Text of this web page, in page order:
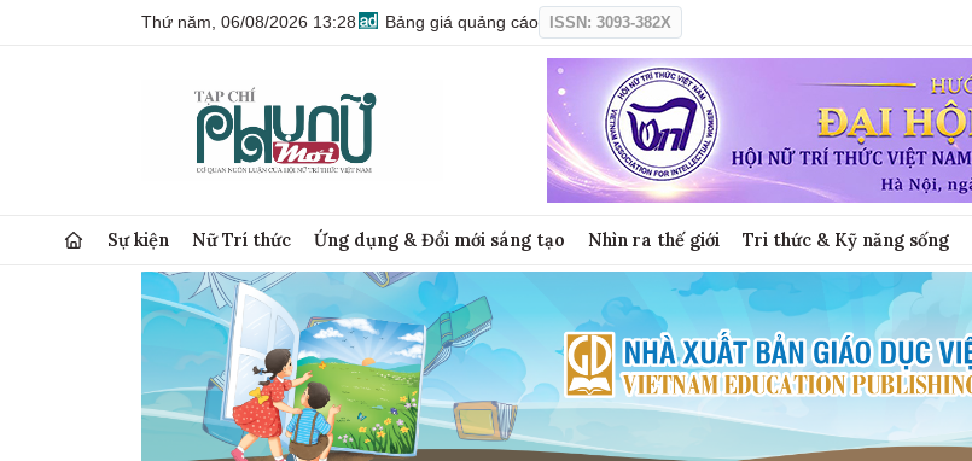
Thứ năm, 06/08/2026 13:28 Bảng giá quảng cáo ISSN: 3093-382X
Sự kiện Nữ Trí thức Ứng dụng & Đổi mới sáng tạo Nhìn ra thế giới Tri thức & Kỹ năng sống